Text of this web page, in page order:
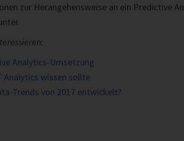
zur Herangehensweise an ein Predictive
Analytics-Umsetzung
Analytics wissen sollte
Trends von 2017 entwickelt?